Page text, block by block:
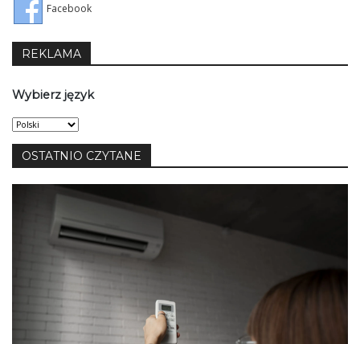
Facebook
REKLAMA
Wybierz język
Wybierz
język
OSTATNIO CZYTANE